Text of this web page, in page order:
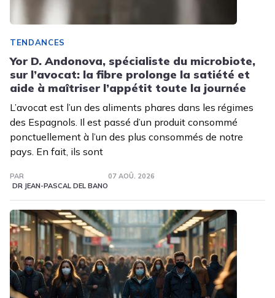
TENDANCES
Yor D. Andonova, spécialiste du microbiote,
sur l’avocat: la fibre prolonge la satiété et
aide à maîtriser l’appétit toute la journée
L’avocat est l’un des aliments phares dans les régimes
des Espagnols. Il est passé d’un produit consommé
ponctuellement à l’un des plus consommés de notre
pays. En fait, ils sont
PAR
DR JEAN-PASCAL DEL BANO
07 AOÛ. 2026